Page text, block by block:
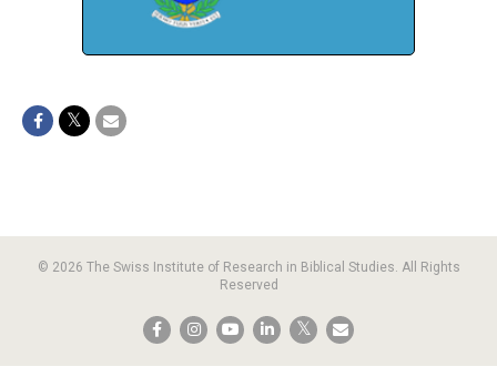
© 2026 The Swiss Institute of Research in Biblical Studies. All Rights
Reserved